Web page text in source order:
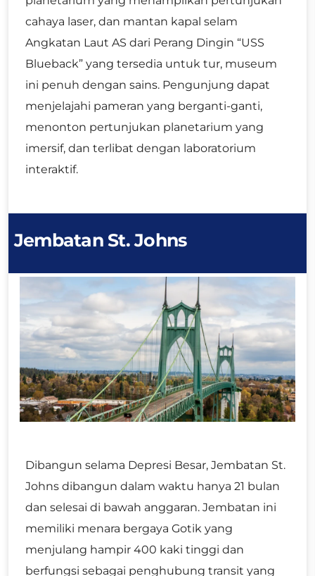
cahaya laser, dan mantan kapal selam
Angkatan Laut AS dari Perang Dingin “USS
Blueback” yang tersedia untuk tur, museum
ini penuh dengan sains. Pengunjung dapat
menjelajahi pameran yang berganti-ganti,
menonton pertunjukan planetarium yang
imersif, dan terlibat dengan laboratorium
interaktif.
Jembatan St. Johns
Dibangun selama Depresi Besar, Jembatan St.
Johns dibangun dalam waktu hanya 21 bulan
dan selesai di bawah anggaran. Jembatan ini
memiliki menara bergaya Gotik yang
menjulang hampir 400 kaki tinggi dan
berfungsi sebagai penghubung transit yang